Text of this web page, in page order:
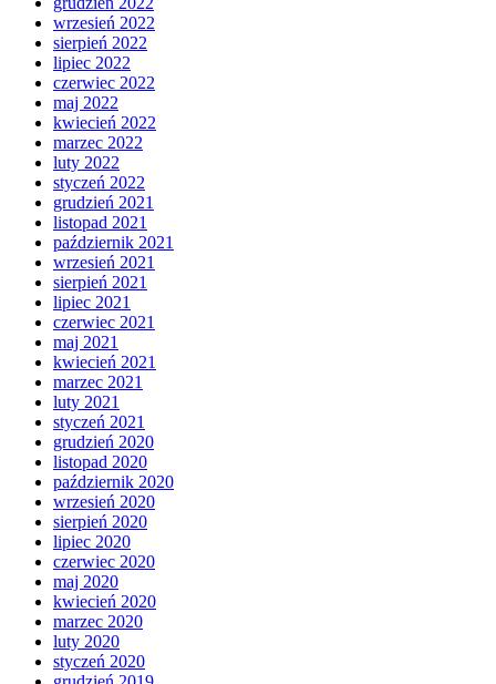
wrzesień 2022
sierpień 2022
lipiec 2022
czerwiec 2022
maj 2022
kwiecień 2022
marzec 2022
luty 2022
styczeń 2022
grudzień 2021
listopad 2021
październik 2021
wrzesień 2021
sierpień 2021
lipiec 2021
czerwiec 2021
maj 2021
kwiecień 2021
marzec 2021
luty 2021
styczeń 2021
grudzień 2020
listopad 2020
październik 2020
wrzesień 2020
sierpień 2020
lipiec 2020
czerwiec 2020
maj 2020
kwiecień 2020
marzec 2020
luty 2020
styczeń 2020